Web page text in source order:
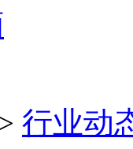
行业动